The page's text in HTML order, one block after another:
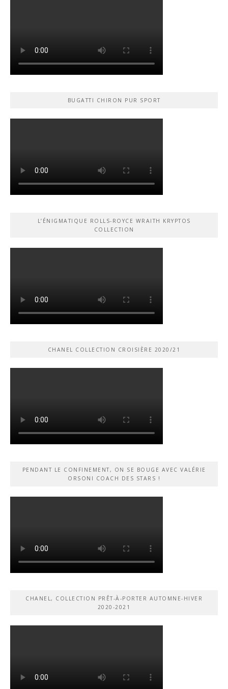
BUGATTI CHIRON PUR SPORT
L’ÉNIGMATIQUE ROLLS-ROYCE WRAITH KRYPTOS
COLLECTION
CHANEL COLLECTION CROISIÈRE 2020/21
PENDANT LE CONFINEMENT, ON SE BOUGE AVEC VALÉRIE
ORSONI COACH DES STARS !
CHANEL, COLLECTION PRÊT-À-PORTER AUTOMNE-HIVER
2020-2021